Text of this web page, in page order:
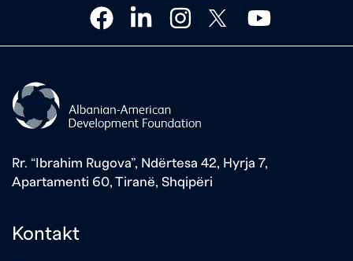
facebooklinkedininstagramtwitter youtube
Rr. “Ibrahim Rugova”, Ndërtesa 42, Hyrja 7,
Apartamenti 60, Tiranë, Shqipëri
Kontakt